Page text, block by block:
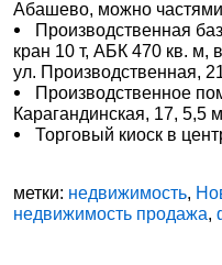
Абашево, можно
Производственная
кран 10 т, АБК 470 кв. м,
ул. Производственная,
Производственное
Карагандинская, 17, 5,5
Торговый киоск в
метки: недвижимость,
недвижимость продажа,